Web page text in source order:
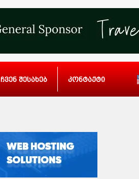
ჩვენ შესახებ კონტაქტი